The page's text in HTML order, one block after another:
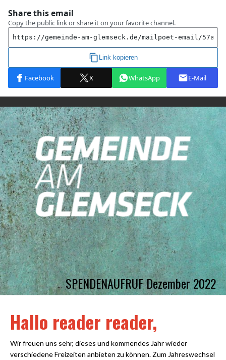
SPENDENAUFRUF Dezember 2022
Hallo reader reader,
Wir freuen uns sehr, dieses und kommendes Jahr wieder
verschiedene Freizeiten anbieten zu können. Zum Jahreswechsel